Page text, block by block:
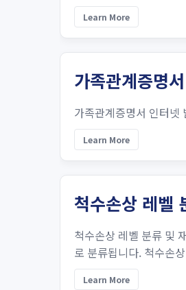
Learn More
가족관계증명
가족관계증명서 인터넷
Learn More
척수손상 레벨
척수손상 레벨 분류 및
로 분류됩니다. 척수손
Learn More